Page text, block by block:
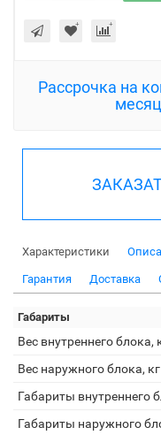
Рассрочка на
Характеристики
Гарантия Доставка
Габариты
Вес внутреннего блока,
Вес наружного блока, кг
Габариты внутреннего
Габариты наружного